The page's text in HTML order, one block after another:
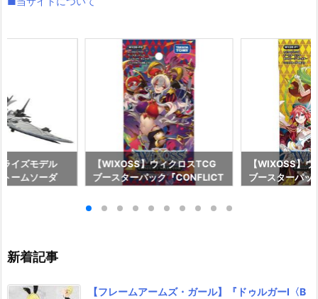
イズモデル
ームソーダ
【WIXOSS】ウィクロスTCG
ブースターパック『CONFLICT
フリクト・セレクター』TCGト
【WIXOSS】
ブースターパ
新着記事
【フレームアームズ・ガール】『ドゥルガーI〈B